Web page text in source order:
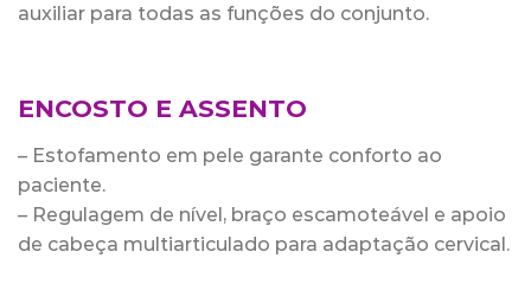
auxiliar para todas as funções do conjunto.
ENCOSTO E ASSENTO
– Estofamento em pele garante conforto ao
paciente.
– Regulagem de nível, braço escamoteável e apoio
de cabeça multiarticulado para adaptação cervical.